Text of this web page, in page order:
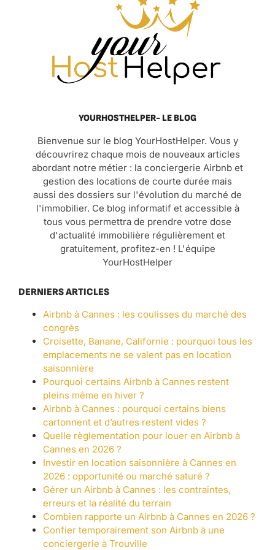
YOURHOSTHELPER- LE BLOG
Bienvenue sur le blog YourHostHelper. Vous y
découvrirez chaque mois de nouveaux articles
abordant notre métier : la conciergerie Airbnb et
gestion des locations de courte durée mais
aussi des dossiers sur l'évolution du marché de
l'immobilier. Ce blog informatif et accessible à
tous vous permettra de prendre votre dose
d'actualité immobilière régulièrement et
gratuitement, profitez-en ! L'équipe
YourHostHelper
DERNIERS ARTICLES
Airbnb à Cannes : les coulisses du marché des
congrès
Croisette, Banane, Californie : pourquoi tous les
emplacements ne se valent pas en location
saisonnière
Pourquoi certains Airbnb à Cannes restent
pleins même en hiver ?
Airbnb à Cannes : pourquoi certains biens
cartonnent et d’autres restent vides ?
Quelle règlementation pour louer en Airbnb à
Cannes en 2026 ?
Investir en location saisonnière à Cannes en
2026 : opportunité ou marché saturé ?
Gérer un Airbnb à Cannes : les contraintes,
erreurs et la réalité du terrain
Combien rapporte un Airbnb à Cannes en 2026 ?
Confier temporairement son Airbnb à une
conciergerie à Trouville